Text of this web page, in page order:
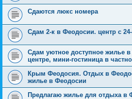
Сдаются люкс номера
Сдам 2-к в Феодосии. центр с
Сдам уютное доступное жилье
центре, мини-гостиница в
Крым Феодосия. Отдых в
жилье в Феодосии
Предлагаю жилье для отдыха в